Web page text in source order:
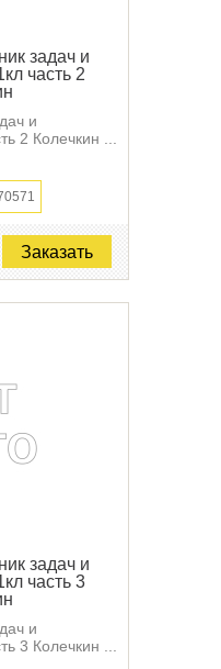
задач и
часть 2
и
2 Колечкин ...
Заказать
задач и
часть 3
и
3 Колечкин ...